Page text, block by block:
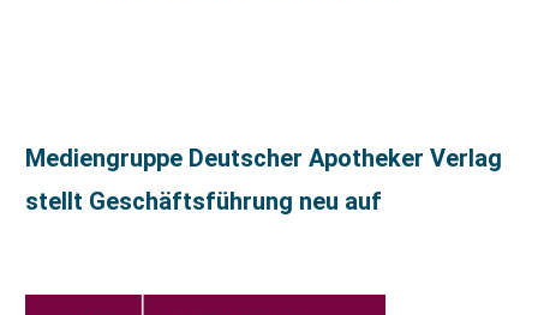
Mediengruppe Deutscher Apotheker Verlag
stellt Geschäftsführung neu auf